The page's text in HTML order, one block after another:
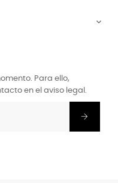

Para ello,
en el aviso legal.